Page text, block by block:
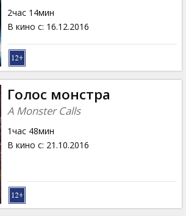
2час 14мин
В кино с: 16.12.2016
Голос монстра
A Monster Calls
1час 48мин
В кино с: 21.10.2016